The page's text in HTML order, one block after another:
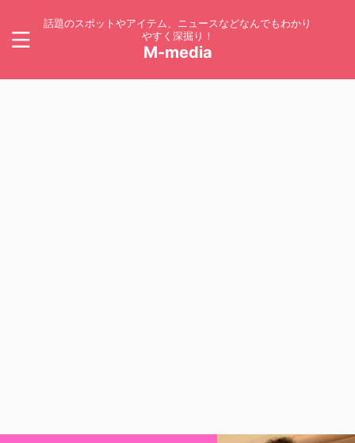
話題のスポットやアイテム、ニュースなどなんでもわかり
やすく深掘り！
M-media